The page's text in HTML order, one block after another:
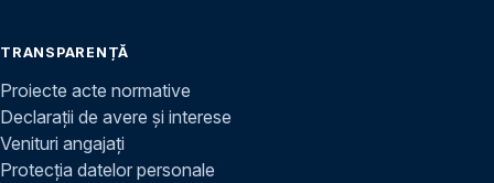
TRANSPARENȚĂ
Proiecte acte normative
Declarații de avere și interese
Venituri angajați
Protecția datelor personale